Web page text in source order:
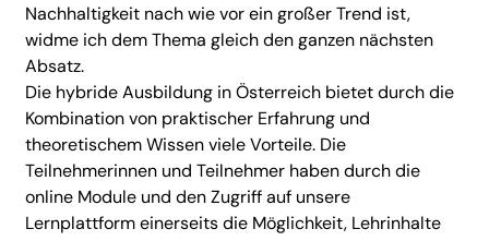
Nachhaltigkeit nach wie vor ein großer Trend ist,
widme ich dem Thema gleich den ganzen nächsten
Absatz.
Die hybride Ausbildung in Österreich bietet durch die
Kombination von praktischer Erfahrung und
theoretischem Wissen viele Vorteile. Die
Teilnehmerinnen und Teilnehmer haben durch die
online Module und den Zugriff auf unsere
Lernplattform einerseits die Möglichkeit, Lehrinhalte